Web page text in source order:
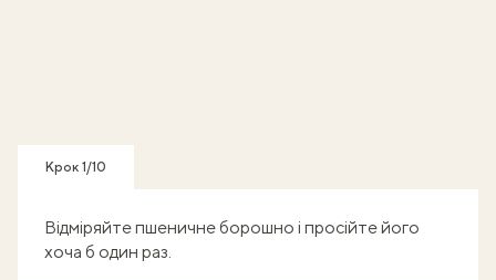
Крок 1/10
Відміряйте пшеничне борошно і просійте його
хоча б один раз.